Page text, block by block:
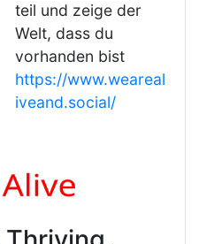
teil und zeige der
Welt, dass du
vorhanden bist
https://www.weareal
iveand.social/